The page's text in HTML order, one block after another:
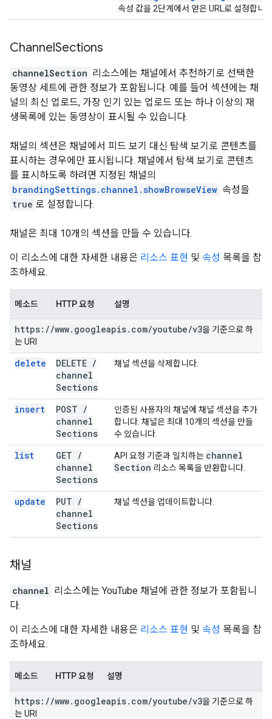
속성 값을 2단계에서 얻은 URL로 설정합니
ChannelSections
channelSection 리소스에는 채널에서 추천하기로 선택한
동영상 세트에 관한 정보가 포함됩니다. 예를 들어 섹션에는 채
널의 최신 업로드, 가장 인기 있는 업로드 또는 하나 이상의 재
생목록에 있는 동영상이 표시될 수 있습니다.
채널의 섹션은 채널에서 피드 보기 대신 탐색 보기로 콘텐츠를
표시하는 경우에만 표시됩니다. 채널에서 탐색 보기로 콘텐츠
를 표시하도록 하려면 지정된 채널의
brandingSettings.channel.showBrowseView 속성을
true 로 설정합니다.
채널은 최대 10개의 섹션을 만들 수 있습니다.
이 리소스에 대한 자세한 내용은 리소스 표현 및 속성 목록을 참
조하세요.
메소드 HTTP 요청 설명
https: //www. googleapis. com/youtube/v3을 기준으로 하
는 URI
delete DELETE /
channel
Sections
채널 섹션을 삭제합니다.
insert POST /
channel
Sections
인증된 사용자의 채널에 채널 섹션을 추가
합니다. 채널은 최대 10개의 섹션을 만들
수 있습니다.
list GET /
channel
Sections
API 요청 기준과 일치하는 channel
Section 리소스 목록을 반환합니다.
update PUT /
channel
Sections
채널 섹션을 업데이트합니다.
채널
channel 리소스에는 YouTube 채널에 관한 정보가 포함됩니
다.
이 리소스에 대한 자세한 내용은 리소스 표현 및 속성 목록을 참
조하세요.
메소드 HTTP 요청 설명
https: //www. googleapis. com/youtube/v3을 기준으로 하
는 URI